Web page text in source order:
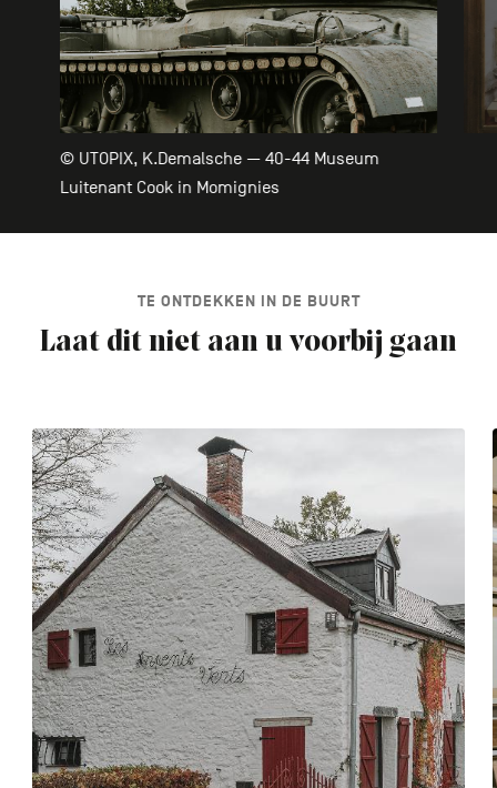
© UTOPIX, K.Demalsche — 40-44 Museum
Luitenant Cook in Momignies
TE ONTDEKKEN IN DE BUURT
Laat dit niet aan u voorbij gaan